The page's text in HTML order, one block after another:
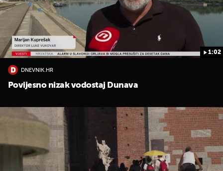
1:02
DNEVNIK.HR
Povijesno nizak vodostaj Dunava